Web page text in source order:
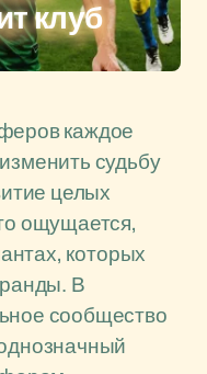
клуб
каждое
судьбу
целых
ощущается,
которых
В
сообщество